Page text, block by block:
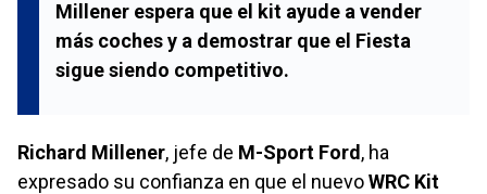
Millener espera que el kit ayude a vender
más coches y a demostrar que el Fiesta
sigue siendo competitivo.
Richard Millener, jefe de M-Sport Ford, ha
expresado su confianza en que el nuevoWRC Kit